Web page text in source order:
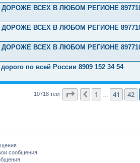
ДОРОЖЕ ВСЕХ В ЛЮБОМ РЕГИОНЕ
ДОРОЖЕ ВСЕХ В ЛЮБОМ РЕГИОНЕ
ДОРОЖЕ ВСЕХ В ЛЮБОМ РЕГИОНЕ
по всей России 8909 152 34 54
10718 тем Страница 43из 429
Пред.
1 41 42
сообщения